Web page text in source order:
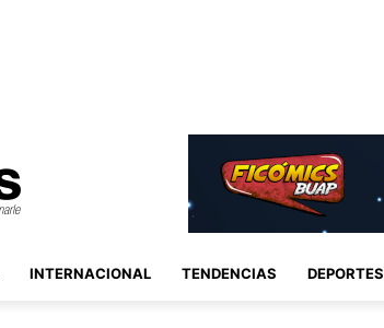
INTERNACIONAL TENDENCIAS DEPORTES